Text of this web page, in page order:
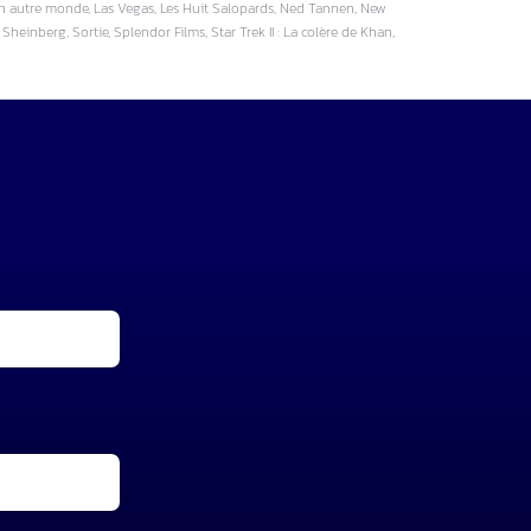
monde, Las Vegas, Les Huit Salopards, Ned Tannen, New
Sortie, Splendor Films, Star Trek II : La colère de Khan,